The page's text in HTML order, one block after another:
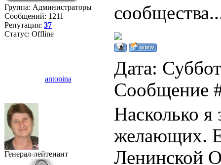
Группа: Администраторы
Сообщений: 1211
Репутация: 37
Статус: Offline
antonina
Дата:
Сообщение
Генерал-лейтенант
Насколько я
желающих.
Ленинской